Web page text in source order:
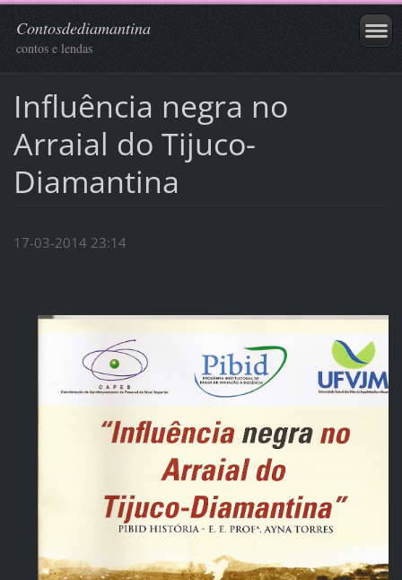
Contosdediamantina
contos e lendas
Influência negra no
Arraial do Tijuco-
Diamantina
17-03-2014 23:14